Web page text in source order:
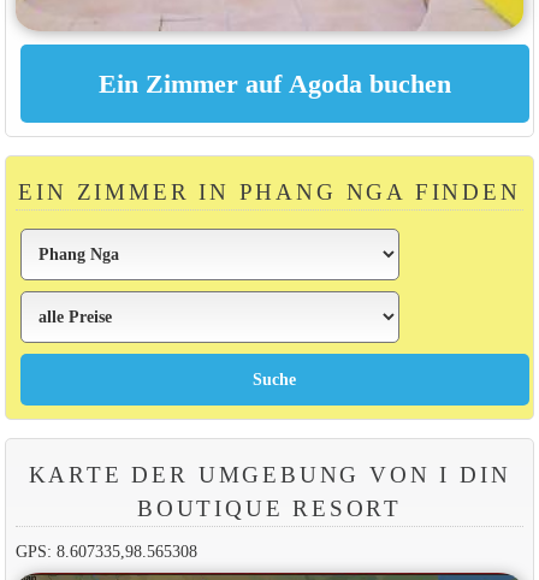
EIN ZIMMER IN PHANG NGA FINDEN
KARTE DER UMGEBUNG VON I DIN
BOUTIQUE RESORT
GPS: 8.607335,98.565308